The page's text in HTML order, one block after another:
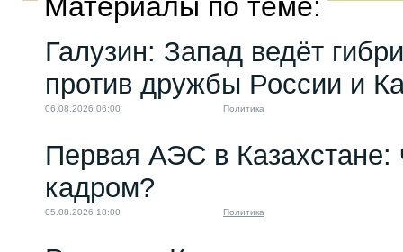
Галузин: Запад ведёт
против дружбы России и
06.08.2026 06:00 Политика
Первая АЭС в Казахстане:
кадром?
05.08.2026 18:00 Политика